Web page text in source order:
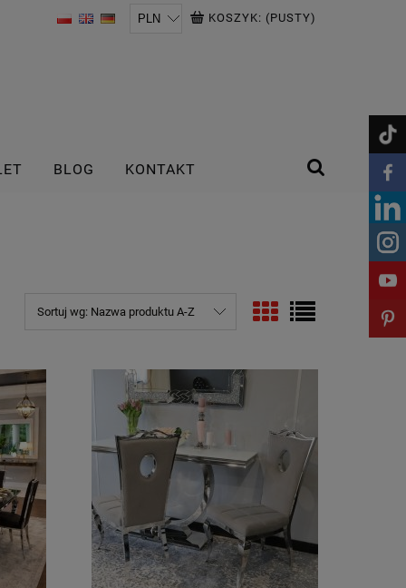
KOSZYK: (PUSTY)
BLOG KONTAKT
Sortuj wg: Nazwa produktu A-Z